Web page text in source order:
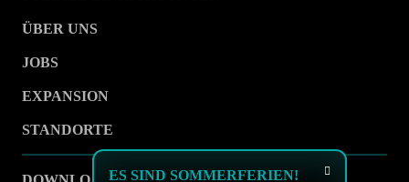
ÜBER UNS
JOBS
EXPANSION
STANDORTE
ES SIND SOMMERFERIEN!